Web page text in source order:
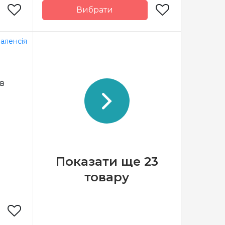
275 м.
Вибрати
Бренд
Valensia
43% полірована
ангора, 50%
Показати ще 23
товару